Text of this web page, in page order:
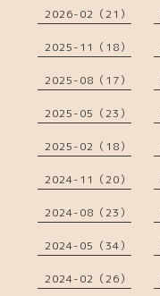
2026-02（21）
2025-11（18）
2025-08（17）
2025-05（23）
2025-02（18）
2024-11（20）
2024-08（23）
2024-05（34）
2024-02（26）